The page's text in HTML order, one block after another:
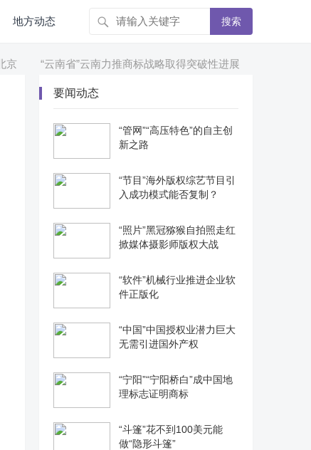
地方动态 搜索
“云南省”云南力推商标战略取得突破性进展
要闻动态
“管网”“高压特色”的自主创
新之路
“节目”海外版权综艺节目引
入成功模式能否复制？
“照片”黑冠猕猴自拍照走红
掀媒体摄影师版权大战
“软件”机械行业推进企业软
件正版化
“中国”中国授权业潜力巨大
无需引进国外产权
“宁阳”“宁阳桥白”成中国地
理标志证明商标
“斗篷”花不到100美元能
做“隐形斗篷”